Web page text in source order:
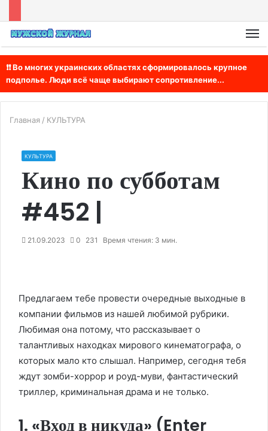
❗❗ Во многих украинских областях сформировалось крупное
подполье. Люди всё чаще выбирают сопротивление...
Главная / КУЛЬТУРА
КУЛЬТУРА
Кино по субботам
#452 |
21.09.2023 0 231 Время чтения: 3 мин.
Предлагаем тебе провести очередные выходные в
компании фильмов из нашей любимой рубрики.
Любимая она потому, что рассказывает о
талантливых находках мирового кинематографа, о
которых мало кто слышал. Например, сегодня тебя
ждут зомби-хоррор и роуд-муви, фантастический
триллер, криминальная драма и не только.
1. «Вход в никуда» (Enter